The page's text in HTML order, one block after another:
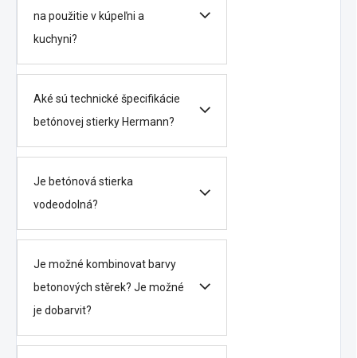
na použitie v kúpeľni a
kuchyni?
Aké sú technické špecifikácie
betónovej stierky Hermann?
Je betónová stierka
vodeodolná?
Je možné kombinovat barvy
betonových stěrek? Je možné
je dobarvit?